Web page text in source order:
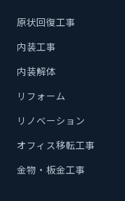
原状回復工事
内装工事
内装解体
リフォーム
リノベーション
オフィス移転工事
金物・板金工事